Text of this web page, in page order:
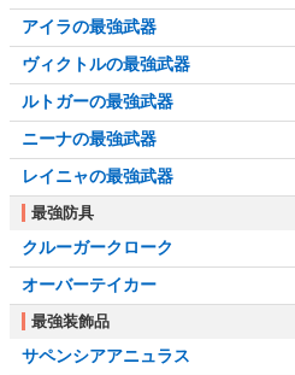
アイラの最強武器
ヴィクトルの最強武器
ルトガーの最強武器
ニーナの最強武器
レイニャの最強武器
最強防具
クルーガークローク
オーバーテイカー
最強装飾品
サペンシアアニュラス